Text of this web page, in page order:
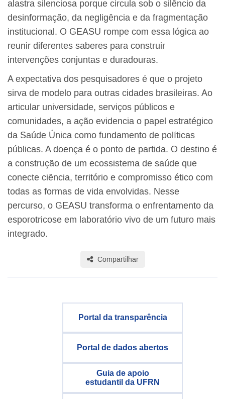
alastra silenciosa porque circula sob o silêncio da
desinformação, da negligência e da fragmentação
institucional. O GEASU rompe com essa lógica ao
reunir diferentes saberes para construir
intervenções conjuntas e duradouras.
A expectativa dos pesquisadores é que o projeto
sirva de modelo para outras cidades brasileiras. Ao
articular universidade, serviços públicos e
comunidades, a ação evidencia o papel estratégico
da Saúde Única como fundamento de políticas
públicas. A doença é o ponto de partida. O destino é
a construção de um ecossistema de saúde que
conecte ciência, território e compromisso ético com
todas as formas de vida envolvidas. Nesse
percurso, o GEASU transforma o enfrentamento da
esporotricose em laboratório vivo de um futuro mais
integrado.
Compartilhar
Portal da transparência
Portal de dados abertos
Guia de apoio
estudantil da UFRN